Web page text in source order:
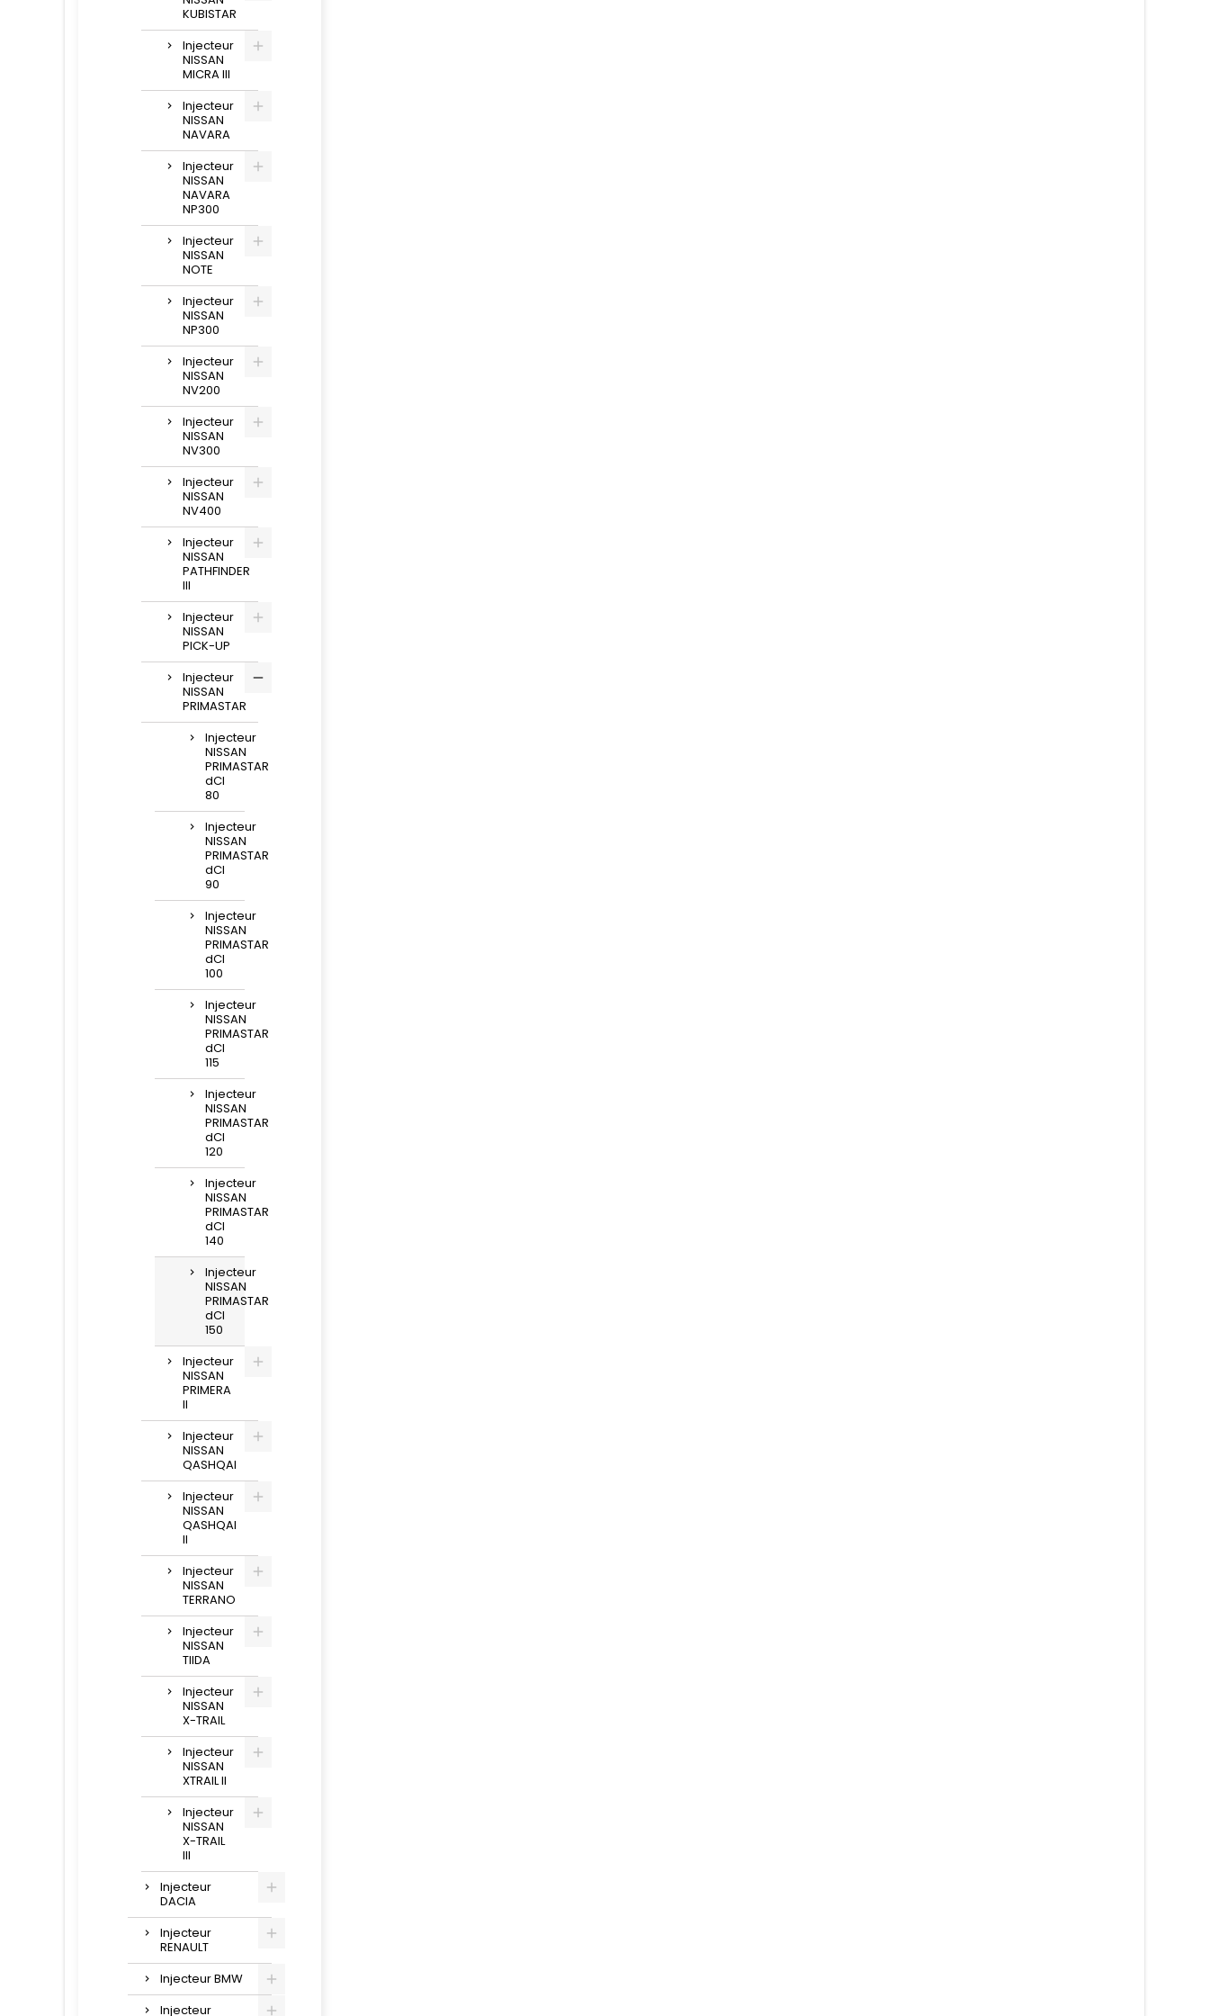
KUBISTAR
Injecteur
NISSAN
MICRA III
Injecteur
NISSAN
NAVARA
Injecteur
NISSAN
NAVARA
NP300
Injecteur
NISSAN
NOTE
Injecteur
NISSAN
NP300
Injecteur
NISSAN
NV200
Injecteur
NISSAN
NV300
Injecteur
NISSAN
NV400
Injecteur
NISSAN
PATHFINDER
III
Injecteur
NISSAN
PICK-UP
Injecteur
NISSAN
PRIMASTAR
Injecteur
NISSAN
PRIMASTAR
dCI
80
Injecteur
NISSAN
PRIMASTAR
dCI
90
Injecteur
NISSAN
PRIMASTAR
dCI
100
Injecteur
NISSAN
PRIMASTAR
dCI
115
Injecteur
NISSAN
PRIMASTAR
dCI
120
Injecteur
NISSAN
PRIMASTAR
dCI
140
Injecteur
NISSAN
PRIMASTAR
dCI
150
Injecteur
NISSAN
PRIMERA
II
Injecteur
NISSAN
QASHQAI
Injecteur
NISSAN
QASHQAI
II
Injecteur
NISSAN
TERRANO
Injecteur
NISSAN
TIIDA
Injecteur
NISSAN
X-TRAIL
Injecteur
NISSAN
XTRAIL II
Injecteur
NISSAN
X-TRAIL
III
Injecteur
DACIA
Injecteur
RENAULT
Injecteur BMW
Injecteur